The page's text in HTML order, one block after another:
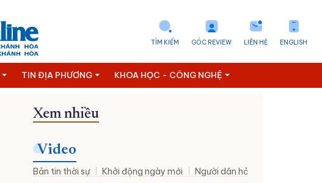
ENGLISH
LIÊN HỆ
GÓC REVIEW
TÌM KIẾM
TIN ĐỊA PHƯƠNG KHOA HỌC - CÔNG NGHỆ
Xem nhiều
Video
Bản tin thời sự Khởi động ngày mới Người dân hỏi – Cơ quan nhà